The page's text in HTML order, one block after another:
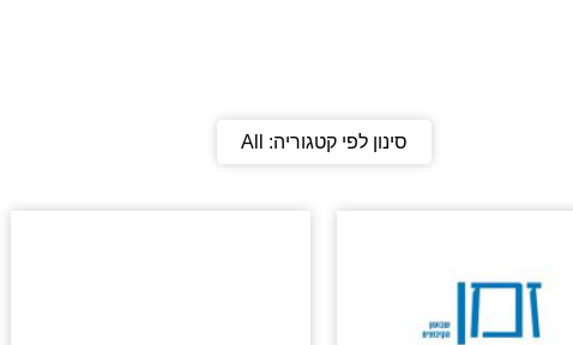
סינון לפי קטגוריה: All